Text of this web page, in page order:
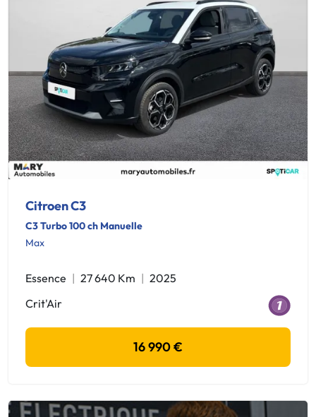
Citroen C3
C3 Turbo 100 ch Manuelle
Max
Essence 27 640 Km
2025
Crit'Air
16 990 €